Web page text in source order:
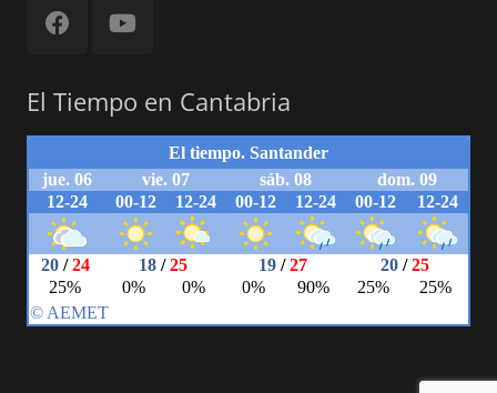
El Tiempo en Cantabria